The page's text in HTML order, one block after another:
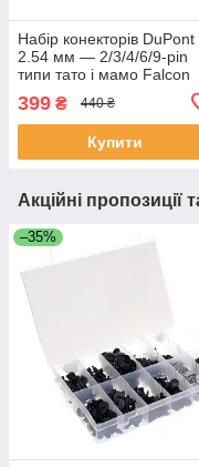
Набір конекторів DuPont
2.54 мм — 2/3/4/6/9-pin
типи тато і мамо Falcon
399 ₴ 440 ₴
Купити
Акційні пропозиції
–35%